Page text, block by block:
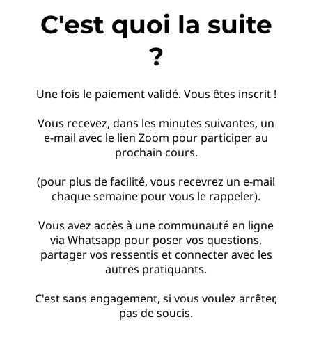
C'est quoi la suite
?
Une fois le paiement validé. Vous êtes inscrit !
Vous recevez, dans les minutes suivantes, un
e-mail avec le lien Zoom pour participer au
prochain cours.
(pour plus de facilité, vous recevrez un e-mail
chaque semaine pour vous le rappeler).
Vous avez accès à une communauté en ligne
via Whatsapp pour poser vos questions,
partager vos ressentis et connecter avec les
autres pratiquants.
C'est sans engagement, si vous voulez arrêter,
pas de soucis.